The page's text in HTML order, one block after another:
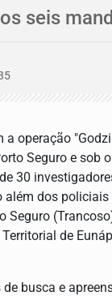
seis
operação
Seguro e sob
30
dos
de
busca e